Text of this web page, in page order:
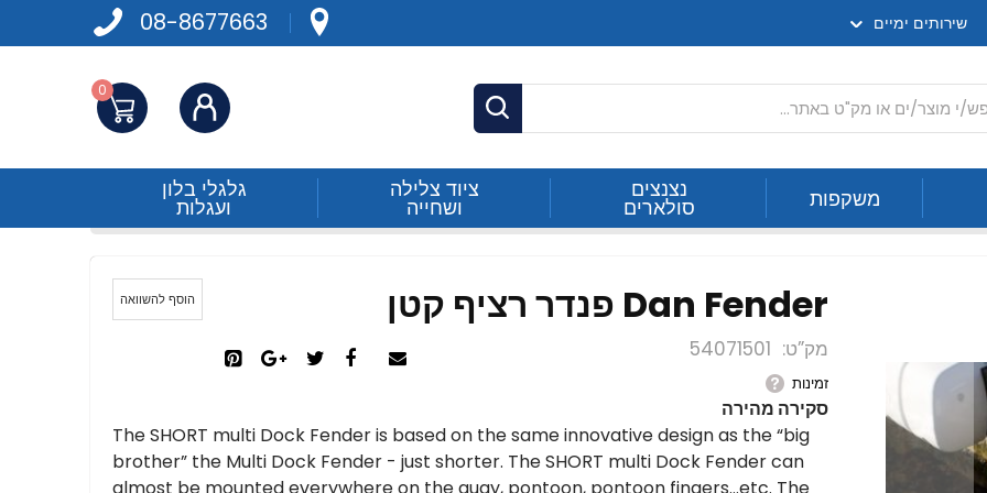
08-8677663 שירותים ימיים
חפש
התחברות 0
משקפות נצנצים
סולארים
ציוד צלילה
ושחייה
גלגלי בלון
ועגלות
Dan Fender פנדר רציף קטן
מק”ט 54071501
זמינות
סקירה מהירה
The SHORT multi Dock Fender is based on the same innovative design as the “big
brother” the Multi Dock Fender - just shorter. The SHORT multi Dock Fender can
הוסף להשוואה